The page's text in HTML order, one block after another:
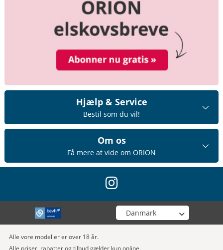
Hjælp & Service
Bestil som du vil!
Om os
Få mere at vide om ORION
instagram
Vælg din butik
Alle vore modeller er over 18 år.
Alle priser, rabatter og tilbud gælder kun online.